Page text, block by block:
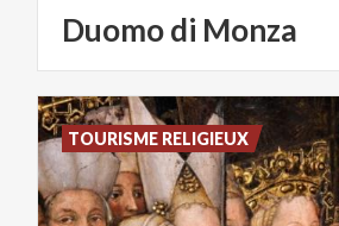
Duomodi Monza
TOURISME RELIGIEUX